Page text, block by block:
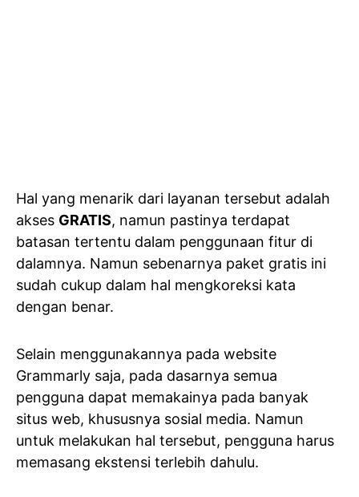
Hal yang menarik dari layanan tersebut adalah
akses GRATIS, namun pastinya terdapat
batasan tertentu dalam penggunaan fitur di
dalamnya. Namun sebenarnya paket gratis ini
sudah cukup dalam hal mengkoreksi kata
dengan benar.
Selain menggunakannya pada website
Grammarly saja, pada dasarnya semua
pengguna dapat memakainya pada banyak
situs web, khususnya sosial media. Namun
untuk melakukan hal tersebut, pengguna harus
memasang ekstensi terlebih dahulu.